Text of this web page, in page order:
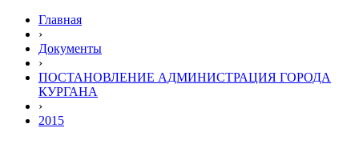
Главная
›
Документы
›
ПОСТАНОВЛЕНИЕ АДМИНИСТРАЦИЯ ГОРОДА
КУРГАНА
›
2015